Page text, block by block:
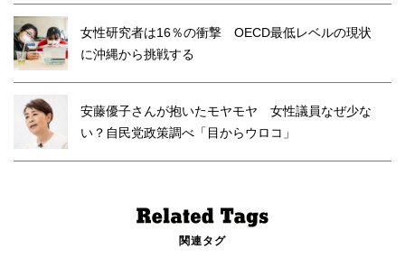
女性研究者は16％の衝撃 OECD最低レベルの現状
に沖縄から挑戦する
安藤優子さんが抱いたモヤモヤ 女性議員なぜ少な
い？自民党政策調べ「目からウロコ」
関連タグ